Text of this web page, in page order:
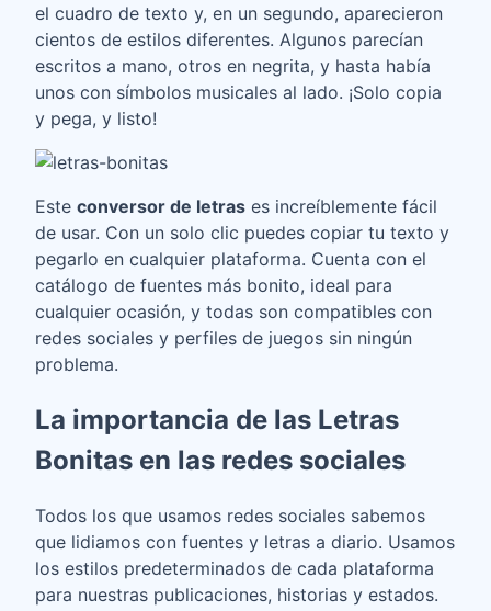
el cuadro de texto y, en un segundo, aparecieron
cientos de estilos diferentes. Algunos parecían
escritos a mano, otros en negrita, y hasta había
unos con símbolos musicales al lado. ¡Solo copia
y pega, y listo!
Este conversor de letras es increíblemente fácil
de usar. Con un solo clic puedes copiar tu texto y
pegarlo en cualquier plataforma. Cuenta con el
catálogo de fuentes más bonito, ideal para
cualquier ocasión, y todas son compatibles con
redes sociales y perfiles de juegos sin ningún
problema.
La importancia de las Letras
Bonitas en las redes sociales
Todos los que usamos redes sociales sabemos
que lidiamos con fuentes y letras a diario. Usamos
los estilos predeterminados de cada plataforma
para nuestras publicaciones, historias y estados.